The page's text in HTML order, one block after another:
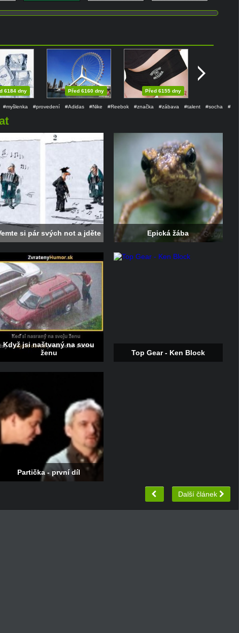
6184 dny Před 6160 dny Před 6155 dny
#myšlenka #provedení #Adidas #Nike #Reebok #značka #zábava #talent #socha #bota
si pár svých not a jděte Epická žába
Když jsi naštvaný na svou
ženu
Top Gear - Ken Block
Partička - první díl
Další článek